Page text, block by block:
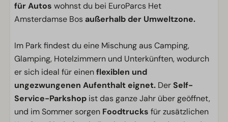
für Autos wohnst du bei EuroParcs Het
Amsterdamse Bos außerhalb der Umweltzone.
Im Park findest du eine Mischung aus Camping,
Glamping, Hotelzimmern und Unterkünften, wodurch
er sich ideal für einenflexiblen und
ungezwungenen Aufenthalt eignet. Der Self-
Service-Parkshop ist das ganze Jahr über geöffnet,
und im Sommer sorgen Foodtrucks für zusätzlichen